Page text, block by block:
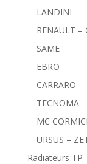
LANDINI
RENAULT –
SAME
EBRO
CARRARO
TECNOMA
MC
URSUS –
Radiateurs TP